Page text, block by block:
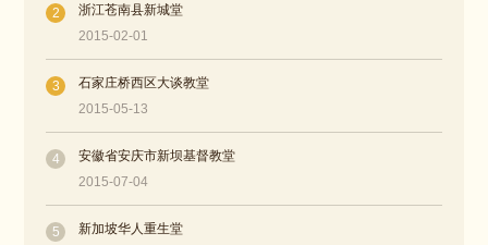
2
浙江苍南县新城堂
2015-02-01
3
石家庄桥西区大谈教堂
2015-05-13
4
安徽省安庆市新坝基督教堂
2015-07-04
5
新加坡华人重生堂